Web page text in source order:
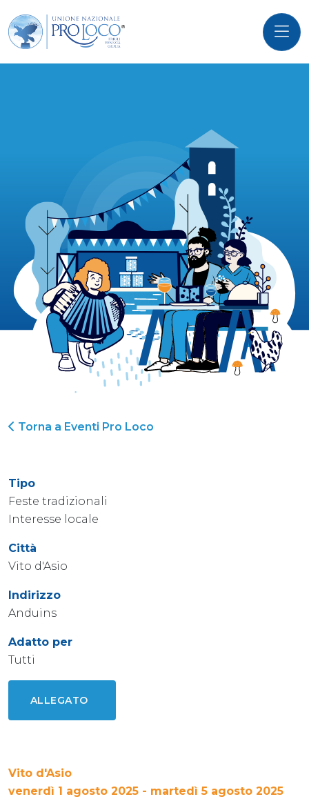
Torna a Eventi Pro Loco
Tipo
Feste tradizionali
Interesse locale
Città
Vito d'Asio
Indirizzo
Anduins
Adatto per
Tutti
ALLEGATO
Vito d'Asio
venerdì 1 agosto 2025 - martedì 5 agosto 2025